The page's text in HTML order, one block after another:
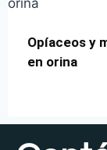
Opíaceos y
en orina